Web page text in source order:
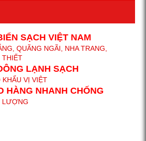
SẠCH VIỆT NAM
QUÃNG NGÃI, NHA TRANG,
THIẾT
LẠNH SẠCH
KHẨU VỊ VIỆT
HÀNG NHANH CHỐNG
LƯỢNG